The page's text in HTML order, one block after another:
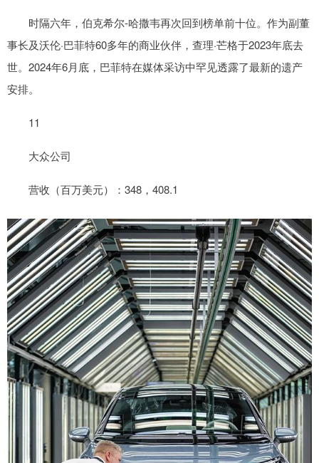
时隔六年，伯克希尔-哈撒韦再次回到榜单前十位。作为副董
事长及沃伦·巴菲特60多年的商业伙伴，查理·芒格于2023年底去
世。2024年6月底，巴菲特在媒体采访中罕见透露了最新的遗产
安排。
11
大众公司
营收（百万美元）：348，408.1